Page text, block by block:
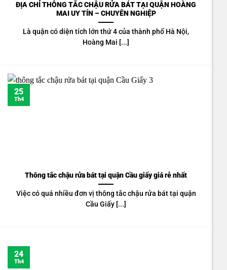
ĐỊA CHỈ THÔNG TẮC CHẬU RỬA BÁT TẠI QUẬN HOÀNG
MAI UY TÍN – CHUYÊN NGHIỆP
Là quận có diện tích lớn thứ 4 của thành phố Hà Nội,
Hoàng Mai [...]
Thông tắc chậu rửa bát tại quận Cầu giấy giá rẻ nhất
Việc có quá nhiều đơn vị thông tắc chậu rửa bát tại quận
Cầu Giấy [...]
25
Th4
24
Th4